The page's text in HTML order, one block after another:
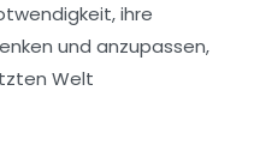
ihre
und anzupassen,
Welt